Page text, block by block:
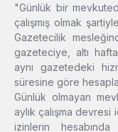
"Günlük bir
çalışmış olmak
Gazetecilik
gazeteciye, altı
aynı gazetedeki
süresine göre
Günlük olmayan
aylık çalışma devresi
izinlerin